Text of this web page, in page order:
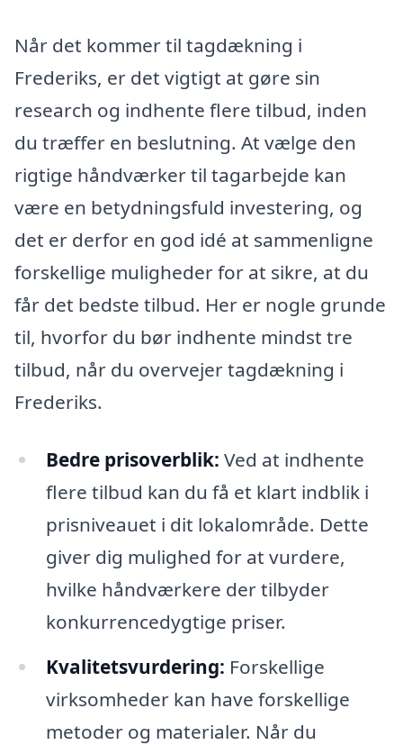
Når det kommer til tagdækning i
Frederiks, er det vigtigt at gøre sin
research og indhente flere tilbud, inden
du træffer en beslutning. At vælge den
rigtige håndværker til tagarbejde kan
være en betydningsfuld investering, og
det er derfor en god idé at sammenligne
forskellige muligheder for at sikre, at du
får det bedste tilbud. Her er nogle grunde
til, hvorfor du bør indhente mindst tre
tilbud, når du overvejer tagdækning i
Frederiks.
Bedre prisoverblik: Ved at indhente
flere tilbud kan du få et klart indblik i
prisniveauet i dit lokalområde. Dette
giver dig mulighed for at vurdere,
hvilke håndværkere der tilbyder
konkurrencedygtige priser.
Kvalitetsvurdering: Forskellige
virksomheder kan have forskellige
metoder og materialer. Når du